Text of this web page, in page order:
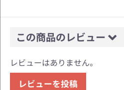
この商品のレビュー
レビューはありません。
レビューを投稿